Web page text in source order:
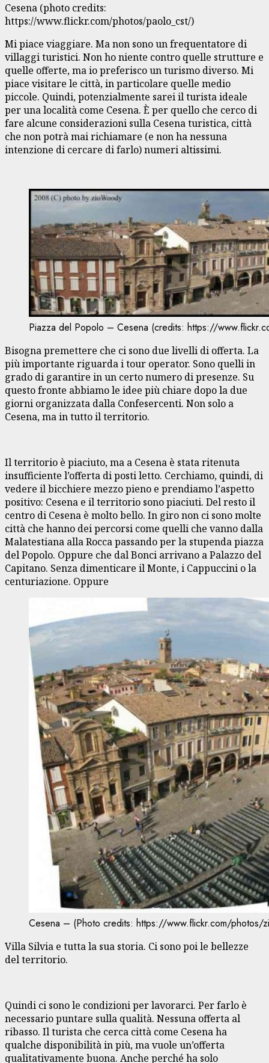
Cesena (photo credits:
https://www.flickr.com/photos/paolo_cst/)
Mi piace viaggiare. Ma non sono un frequentatore di
villaggi turistici. Non ho niente contro quelle strutture e
quelle offerte, ma io preferisco un turismo diverso. Mi
piace visitare le città, in particolare quelle medio
piccole. Quindi, potenzialmente sarei il turista ideale
per una località come Cesena. È per quello che cerco di
fare alcune considerazioni sulla Cesena turistica, città
che non potrà mai richiamare (e non ha nessuna
intenzione di cercare di farlo) numeri altissimi.
Piazza del Popolo – Cesena (credits: https://
Bisogna premettere che ci sono due livelli di offerta. La
più importante riguarda i tour operator. Sono quelli in
grado di garantire in un certo numero di presenze. Su
questo fronte abbiamo le idee più chiare dopo la due
giorni organizzata dalla Confesercenti. Non solo a
Cesena, ma in tutto il territorio.
Il territorio è piaciuto, ma a Cesena è stata ritenuta
insufficiente l’offerta di posti letto. Cerchiamo, quindi, di
vedere il bicchiere mezzo pieno e prendiamo l’aspetto
positivo: Cesena e il territorio sono piaciuti. Del resto il
centro di Cesena è molto bello. In giro non ci sono molte
città che hanno dei percorsi come quelli che vanno dalla
Malatestiana alla Rocca passando per la stupenda piazza
del Popolo. Oppure che dal Bonci arrivano a Palazzo del
Capitano. Senza dimenticare il Monte, i Cappuccini o la
centuriazione. Oppure
Cesena – (Photo credits: https://www.flickr.com/photos/
Villa Silvia e tutta la sua storia. Ci sono poi le bellezze
del territorio.
Quindi ci sono le condizioni per lavorarci. Per farlo è
necessario puntare sulla qualità. Nessuna offerta al
ribasso. Il turista che cerca città come Cesena ha
qualche disponibilità in più, ma vuole un’offerta
qualitativamente buona. Anche perché ha solo